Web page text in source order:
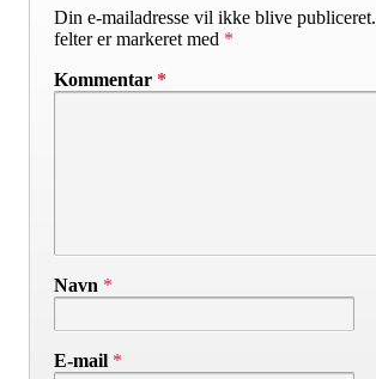
Din e-mailadresse vil ikke blive publiceret.
felter er markeret med *
Kommentar *
Navn *
E-mail *